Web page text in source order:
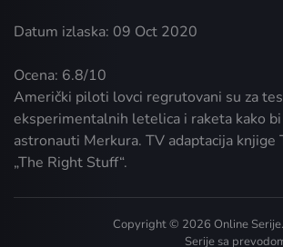
Datum izlaska: 09 Oct 2020
Ocena: 6.8/10
Američki piloti lovci regrutovani su za
eksperimentalnih letelica i raketa kako
astronauti Merkura. TV adaptacija knjige
„The Right Stuff“.
Copyright © 2026 Online
Serije sa